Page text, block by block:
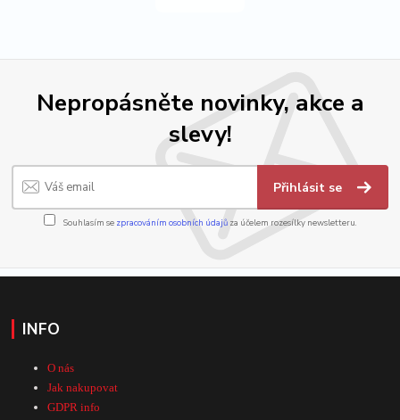
Nepropásněte novinky, akce a
slevy!
Přihlásit se
Souhlasím se zpracováním osobních údajůza účelem rozesílky newsletteru.
INFO
O nás
Jak nakupovat
GDPR info